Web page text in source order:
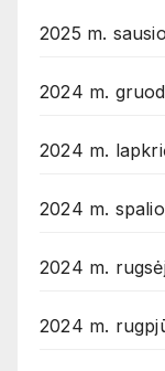
2025 m.
2024 m.
2024 m.
2024 m.
2024 m.
2024 m.